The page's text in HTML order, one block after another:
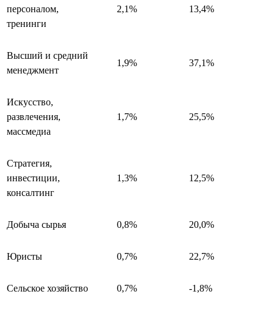
персоналом,
тренинги
2,1% 13,4%
Высший и средний
менеджмент
1,9% 37,1%
Искусство,
развлечения,
массмедиа
1,7% 25,5%
Стратегия,
инвестиции,
консалтинг
1,3% 12,5%
Добыча сырья 0,8% 20,0%
Юристы 0,7% 22,7%
Сельское хозяйство 0,7% -1,8%